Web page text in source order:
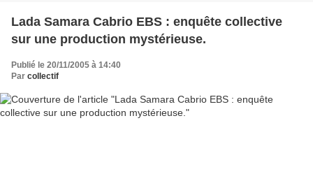
Lada Samara Cabrio EBS : enquête collective
sur une production mystérieuse.
Publié le 20/11/2005 à 14:40
Par collectif